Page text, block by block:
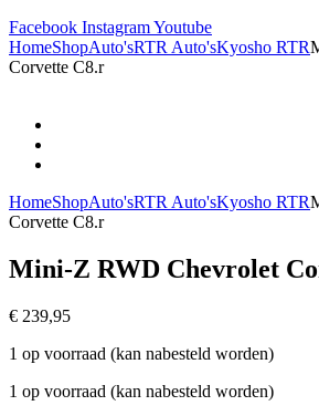
Facebook InstagramYoutube
HomeShopAuto'sRTR Auto'sKyosho RTR
Corvette C8.r
HomeShopAuto'sRTR Auto'sKyosho RTR
Corvette C8.r
Mini-Z RWD Chevrolet
€ 239,95
1 op voorraad (kan nabesteld worden)
1 op voorraad (kan nabesteld worden)